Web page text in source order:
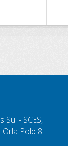
Sul - SCES,
Polo 8